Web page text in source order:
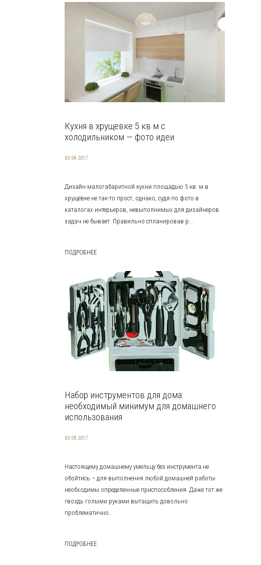
Кухня в хрущевке 5 кв м с
холодильником — фото идеи
03.04.2017
Дизайн малогабаритной кухни площадью 5 кв. м в
хрущёвке не так-то прост, однако, судя по фото в
каталогах интерьеров, невыполнимых для дизайнеров
задач не бывает. Правильно спланировав р...
ПОДРОБНЕЕ
Набор инструментов для дома:
необходимый минимум для домашнего
использования
03.08.2017
Настоящему домашнему умельцу без инструмента не
обойтись – для выполнения любой домашней работы
необходимы определенные приспособления. Даже тот же
гвоздь голыми руками вытащить довольно
проблематично...
ПОДРОБНЕЕ